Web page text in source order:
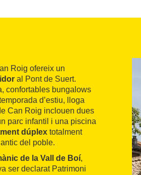
Roig ofereix un
al Pont de Suert.
confortables bungalows
d’estiu, lloga
Can Roig inclouen dues
parc infantil i una piscina
dúplex totalment
del poble.
de la Vall de Boí,
ser declarat Patrimoni